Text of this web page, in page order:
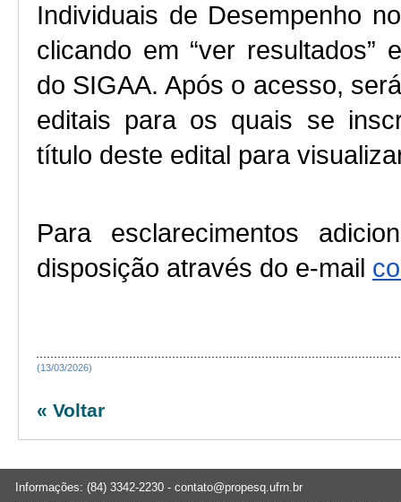
Individuais de Desempenho
clicando em “ver resultados”
do SIGAA. Após o acesso,
editais para os quais se
título deste edital para
Para esclarecimentos
disposição através do e-mail
(13/03/2026)
« Voltar
Informações: (84) 3342-2230 - contato@propesq.ufrn.br